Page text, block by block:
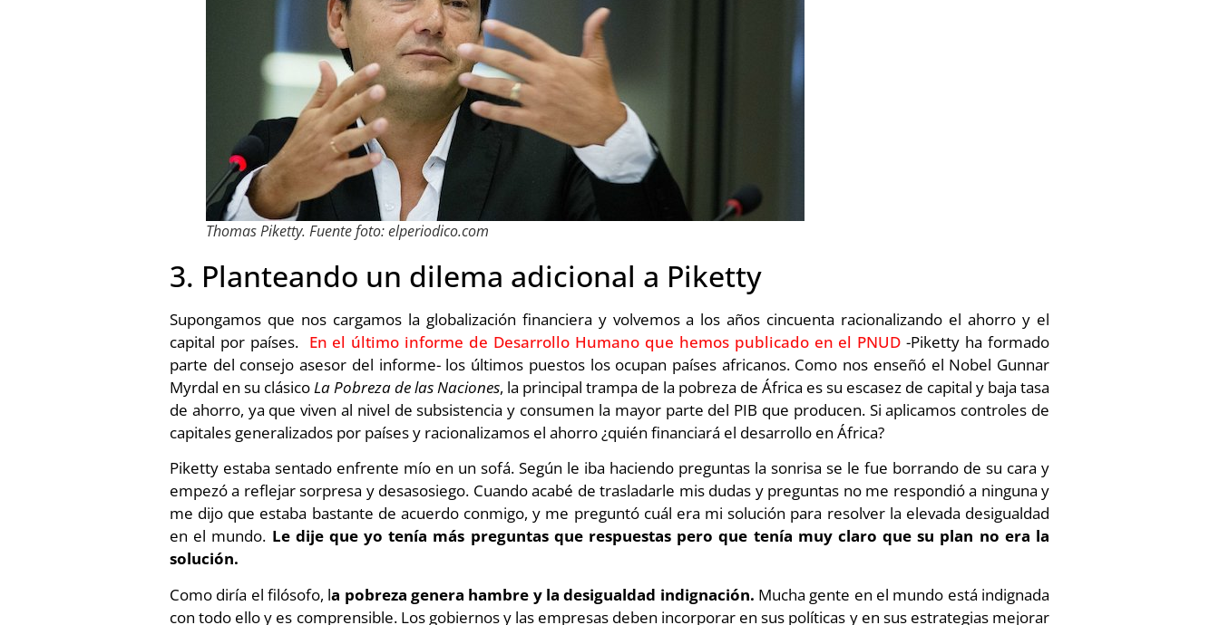
Thomas Piketty. Fuente foto: elperiodico.com
3. Planteando un dilema adicional a Piketty
Supongamos que nos cargamos la globalización financiera y volvemos a los años cincuenta racionalizando el ahorro y el
capital por países. En el último informe de Desarrollo Humano que hemos publicado en el PNUD -Piketty ha formado
parte del consejo asesor del informe- los últimos puestos los ocupan países africanos. Como nos enseñó el Nobel Gunnar
Myrdal en su clásicoLa Pobreza de las Naciones, la principal trampa de la pobreza de África es su escasez de capital y baja tasa
de ahorro, ya que viven al nivel de subsistencia y consumen la mayor parte del PIB que producen. Si aplicamos controles de
capitales generalizados por países y racionalizamos el ahorro ¿quién financiará el desarrollo en África?
Piketty estaba sentado enfrente mío en un sofá. Según le iba haciendo preguntas la sonrisa se le fue borrando de su cara y
empezó a reflejar sorpresa y desasosiego. Cuando acabé de trasladarle mis dudas y preguntas no me respondió a ninguna y
me dijo que estaba bastante de acuerdo conmigo, y me preguntó cuál era mi solución para resolver la elevada desigualdad
en el mundo. Le dije que yo tenía más preguntas que respuestas pero que tenía muy claro que su plan no era la
solución.
Como diría el filósofo, la pobreza genera hambre y la desigualdad indignación. Mucha gente en el mundo está indignada
con todo ello y es comprensible. Los gobiernos y las empresas deben incorporar en sus políticas y en sus estrategias mejorar